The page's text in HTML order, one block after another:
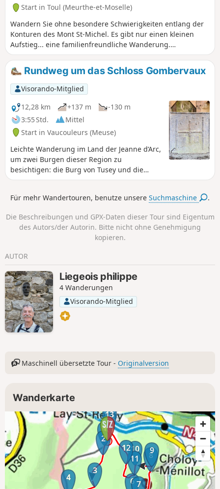
Start in Toul (Meurthe-et-Moselle)
Wandern Sie ohne besondere Schwierigkeiten entlang der
Konturen des Mont St-Michel. Es gibt nur einen kleinen
Aufstieg... eine familienfreundliche Wanderung.
Anmerkung des Moderators vom 20.07.2021: Der Parkplatz
am Start dieser Wanderung scheint schwer zu finden zu
sein (seit 2012 nicht mehr vorhanden?). Vorschlag: Parken
Sie in der Nähe von (5), in der Nähe des Sportplatzes?
Rundweg um das Schloss Gombervaux
Visorando-Mitglied
12,28 km
+137 m
-130 m
3:55 Std.
Mittel
Start in Vaucouleurs (Meuse)
Leichte Wanderung im Land der Jeanne d’Arc,
um zwei Burgen dieser Region zu
besichtigen: die Burg von Tusey und die
Feudalburg von Gombervaux.
Für mehr Wandertouren, benutze unsereSuchmaschine .
Die Beschreibungen und GPX-Daten dieser Tour sind Eigentum
des Autors/der Autorin. Bitte nicht ohne Genehmigung
kopieren.
AUTOR
Liegeois philippe
4 Wanderungen
Visorando-Mitglied
Maschinell übersetzte Tour - Originalversion
Wanderkarte
1
2
3
4 6 7
8
9
10
11
12
13